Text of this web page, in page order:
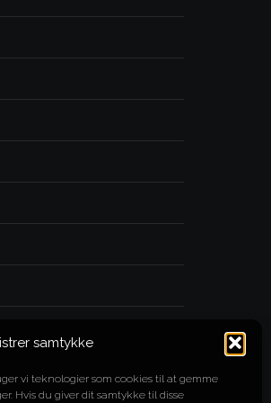
samtykke
vi teknologier som cookies til at gemme
Hvis du giver dit samtykke til disse